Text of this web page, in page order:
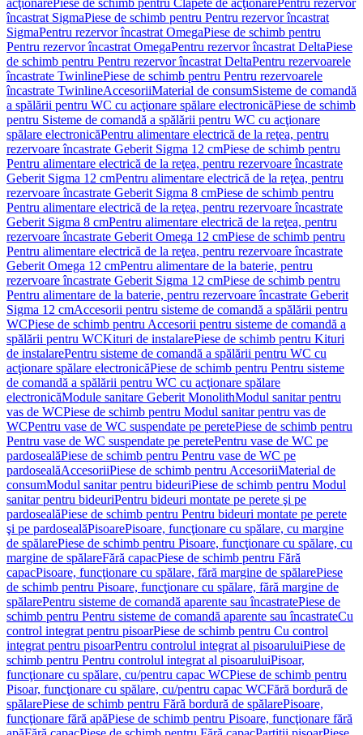
acţionarePiese de schimb pentru Clapete de acţionarePentru rezervor
încastrat SigmaPiese de schimb pentru Pentru rezervor încastrat
SigmaPentru rezervor încastrat OmegaPiese de schimb pentru
Pentru rezervor încastrat OmegaPentru rezervor încastrat DeltaPiese
de schimb pentru Pentru rezervor încastrat DeltaPentru rezervoarele
încastrate TwinlinePiese de schimb pentru Pentru rezervoarele
încastrate TwinlineAccesoriiMaterial de consumSisteme de comandă
a spălării pentru WC cu acţionare spălare electronicăPiese de schimb
pentru Sisteme de comandă a spălării pentru WC cu acţionare
spălare electronicăPentru alimentare electrică de la reţea, pentru
rezervoare încastrate Geberit Sigma 12 cmPiese de schimb pentru
Pentru alimentare electrică de la reţea, pentru rezervoare încastrate
Geberit Sigma 12 cmPentru alimentare electrică de la reţea, pentru
rezervoare încastrate Geberit Sigma 8 cmPiese de schimb pentru
Pentru alimentare electrică de la reţea, pentru rezervoare încastrate
Geberit Sigma 8 cmPentru alimentare electrică de la reţea, pentru
rezervoare încastrate Geberit Omega 12 cmPiese de schimb pentru
Pentru alimentare electrică de la reţea, pentru rezervoare încastrate
Geberit Omega 12 cmPentru alimentare de la baterie, pentru
rezervoare încastrate Geberit Sigma 12 cmPiese de schimb pentru
Pentru alimentare de la baterie, pentru rezervoare încastrate Geberit
Sigma 12 cmAccesorii pentru sisteme de comandă a spălării pentru
WCPiese de schimb pentru Accesorii pentru sisteme de comandă a
spălării pentru WCKituri de instalarePiese de schimb pentru Kituri
de instalarePentru sisteme de comandă a spălării pentru WC cu
acţionare spălare electronicăPiese de schimb pentru Pentru sisteme
de comandă a spălării pentru WC cu acţionare spălare
electronicăModule sanitare Geberit MonolithModul sanitar pentru
vas de WCPiese de schimb pentru Modul sanitar pentru vas de
WCPentru vase de WC suspendate pe peretePiese de schimb pentru
Pentru vase de WC suspendate pe peretePentru vase de WC pe
pardosealăPiese de schimb pentru Pentru vase de WC pe
pardosealăAccesoriiPiese de schimb pentru AccesoriiMaterial de
consumModul sanitar pentru bideuriPiese de schimb pentru Modul
sanitar pentru bideuriPentru bideuri montate pe perete şi pe
pardosealăPiese de schimb pentru Pentru bideuri montate pe perete
şi pe pardosealăPisoarePisoare, funcţionare cu spălare, cu margine
de spălarePiese de schimb pentru Pisoare, funcţionare cu spălare, cu
margine de spălareFără capacPiese de schimb pentru Fără
capacPisoare, funcţionare cu spălare, fără margine de spălarePiese
de schimb pentru Pisoare, funcţionare cu spălare, fără margine de
spălarePentru sisteme de comandă aparente sau încastratePiese de
schimb pentru Pentru sisteme de comandă aparente sau încastrateCu
control integrat pentru pisoarPiese de schimb pentru Cu control
integrat pentru pisoarPentru controlul integrat al pisoaruluiPiese de
schimb pentru Pentru controlul integrat al pisoaruluiPisoar,
funcţionare cu spălare, cu/pentru capac WCPiese de schimb pentru
Pisoar, funcţionare cu spălare, cu/pentru capac WCFără bordură de
spălarePiese de schimb pentru Fără bordură de spălarePisoare,
funcţionare fără apăPiese de schimb pentru Pisoare, funcţionare fără